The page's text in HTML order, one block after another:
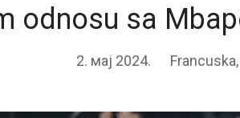
odnosu sa
2. мај 2024. Francuska,